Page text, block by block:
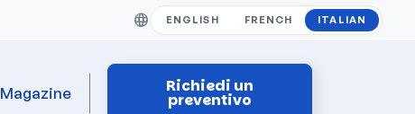
ENGLISH FRENCH ITALIAN
Magazine Richiedi un
preventivo